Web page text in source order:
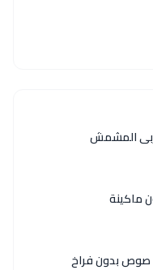
المشمش
ماكينة
صوص بدون فراخ